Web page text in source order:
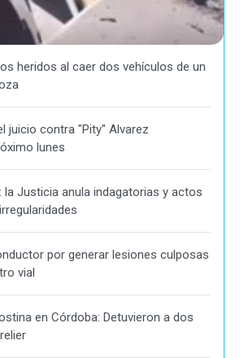
heridos al caer dos vehículos de un
juicio contra "Pity" Alvarez
lunes
la Justicia anula indagatorias y actos
por generar lesiones culposas
vial
en Córdoba: Detuvieron a dos